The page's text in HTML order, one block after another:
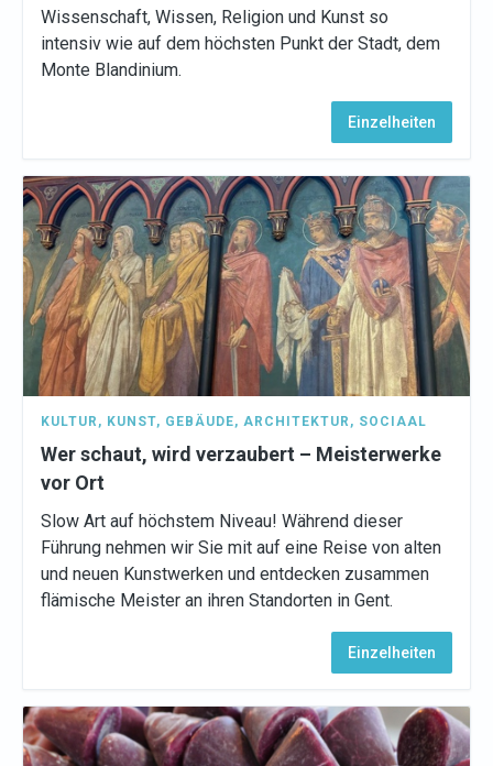
Wissenschaft, Wissen, Religion und Kunst so
intensiv wie auf dem höchsten Punkt der Stadt, dem
Monte Blandinium.
Einzelheiten
KULTUR , KUNST, GEBÄUDE, ARCHITEKTUR , SOCIAAL
Wer schaut, wird verzaubert – Meisterwerke
vor Ort
Slow Art auf höchstem Niveau! Während dieser
Führung nehmen wir Sie mit auf eine Reise von alten
und neuen Kunstwerken und entdecken zusammen
flämische Meister an ihren Standorten in Gent.
Einzelheiten